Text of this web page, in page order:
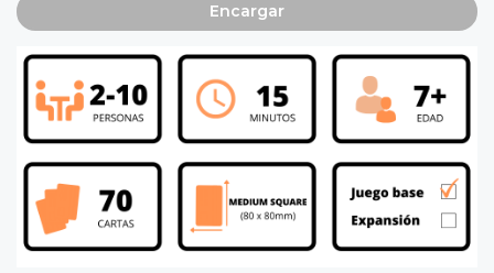
Encargar